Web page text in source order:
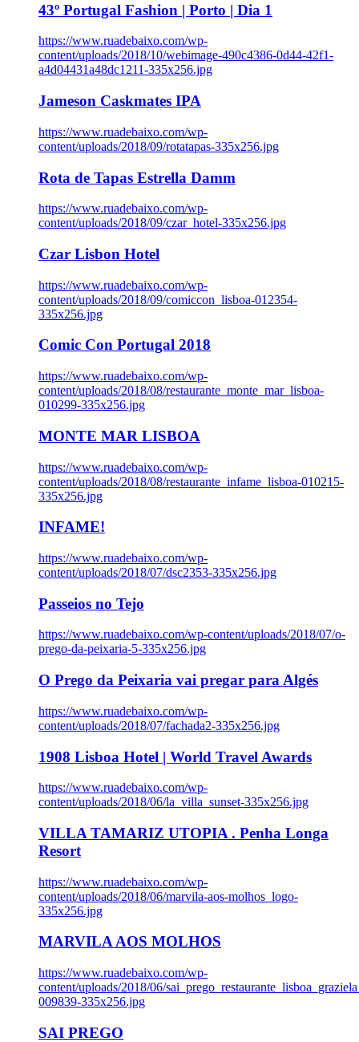
43º Portugal Fashion | Porto | Dia 1
https://www.ruadebaixo.com/wp-
content/uploads/2018/10/webimage-490c4386-0d44-42f1-
a4d04431a48dc1211-335x256.jpg
Jameson Caskmates IPA
https://www.ruadebaixo.com/wp-
content/uploads/2018/09/rotatapas-335x256.jpg
Rota de Tapas Estrella Damm
https://www.ruadebaixo.com/wp-
content/uploads/2018/09/czar_hotel-335x256.jpg
Czar Lisbon Hotel
https://www.ruadebaixo.com/wp-
content/uploads/2018/09/comiccon_lisboa-012354-
335x256.jpg
Comic Con Portugal 2018
https://www.ruadebaixo.com/wp-
content/uploads/2018/08/restaurante_monte_mar_lisboa-
010299-335x256.jpg
MONTE MAR LISBOA
https://www.ruadebaixo.com/wp-
content/uploads/2018/08/restaurante_infame_lisboa-010215-
335x256.jpg
INFAME!
https://www.ruadebaixo.com/wp-
content/uploads/2018/07/dsc2353-335x256.jpg
Passeios no Tejo
https://www.ruadebaixo.com/wp-content/uploads/2018/07/o-
prego-da-peixaria-5-335x256.jpg
O Prego da Peixaria vai pregar para Algés
https://www.ruadebaixo.com/wp-
content/uploads/2018/07/fachada2-335x256.jpg
1908 Lisboa Hotel | World Travel Awards
https://www.ruadebaixo.com/wp-
content/uploads/2018/06/la_villa_sunset-335x256.jpg
VILLA TAMARIZ UTOPIA . Penha Longa
Resort
https://www.ruadebaixo.com/wp-
content/uploads/2018/06/marvila-aos-molhos_logo-
335x256.jpg
MARVILA AOS MOLHOS
https://www.ruadebaixo.com/wp-
content/uploads/2018/06/
009839-335x256.jpg
SAI PREGO